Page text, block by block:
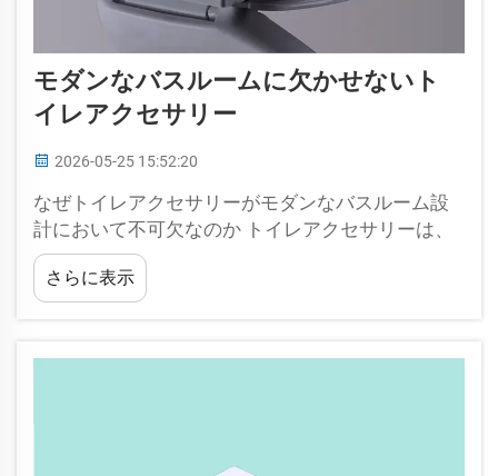
モダンなバスルームに欠かせないト
イレアクセサリー
2026-05-25 15:52:20
なぜトイレアクセサリーがモダンなバスルーム設
計において不可欠なのか トイレアクセサリーは、
単なる機能的な必需品以上のものであり、現代の
バスルームにおける使い勝手と美観の両方を高め
る重要なデザイン要素です。配慮を込めて選ばれ
さらに表示